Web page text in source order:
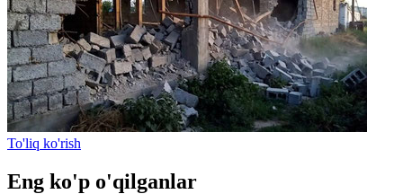
To'liq ko'rish
Eng ko'p o'qilganlar